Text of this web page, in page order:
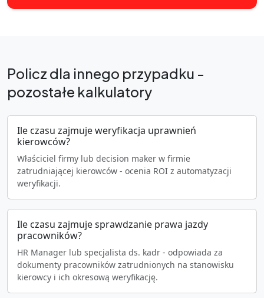
Policz dla innego przypadku -
pozostałe kalkulatory
Ile czasu zajmuje weryfikacja uprawnień
kierowców?
Właściciel firmy lub decision maker w firmie
zatrudniającej kierowców - ocenia ROI z automatyzacji
weryfikacji.
Ile czasu zajmuje sprawdzanie prawa jazdy
pracowników?
HR Manager lub specjalista ds. kadr - odpowiada za
dokumenty pracowników zatrudnionych na stanowisku
kierowcy i ich okresową weryfikację.